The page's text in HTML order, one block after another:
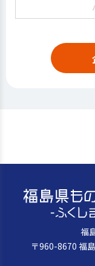
福
〒960-8670 福